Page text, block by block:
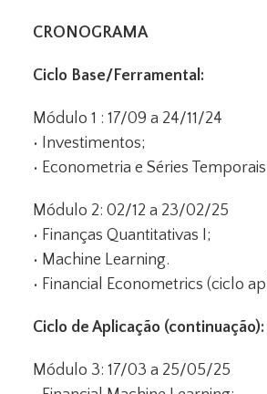
CRONOGRAMA
Ciclo Base/Ferramental:
Módulo 1 : 17/09 a 24/11/24
• Investimentos;
• Econometria e Séries
Módulo 2: 02/12 a 23/02/25
• Finanças Quantitativas I;
• Machine Learning.
• Financial Econometrics (ciclo
Ciclo de Aplicação (continuação):
Módulo 3: 17/03 a 25/05/25